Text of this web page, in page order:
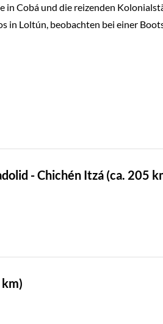
in Cobá und die reizenden
in Loltún, beobachten bei einer
- Chichén Itzá (ca. 205